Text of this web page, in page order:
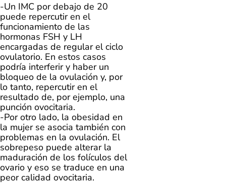
-Un IMC por debajo de 20
puede repercutir en el
funcionamiento de las
hormonas FSH y LH
encargadas de regular el ciclo
ovulatorio. En estos casos
podría interferir y haber un
bloqueo de la ovulación y, por
lo tanto, repercutir en el
resultado de, por ejemplo, una
punción ovocitaria.
-Por otro lado, la obesidad en
la mujer se asocia también con
problemas en la ovulación. El
sobrepeso puede alterar la
maduración de los folículos del
ovario y eso se traduce en una
peor calidad ovocitaria.